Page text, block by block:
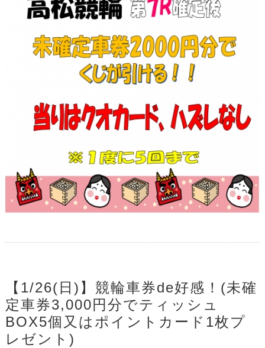
【1/26(日)】競輪車券de好感！(未確
定車券3,000円分でティッシュ
BOX5個又はポイントカード1枚プ
レゼント)